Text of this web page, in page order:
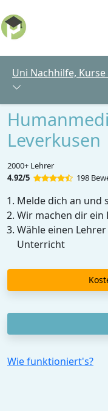
Uni Nachhilfe,
Leverkusen
2000+ Lehrer
4.92/5
198
Melde dich an und
Wir machen dir ein
Wähle einen
Unterricht
Wie funktioniert's?